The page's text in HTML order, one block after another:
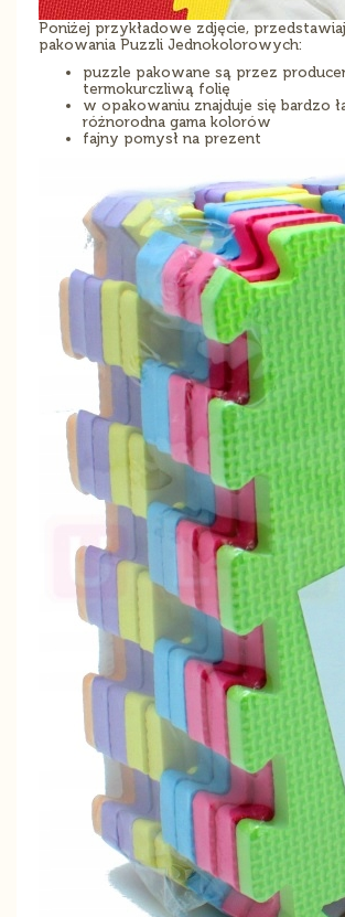
Poniżej przykładowe zdjęcie,
pakowania Puzzli Jednokolorowych:
puzzle pakowane są przez
termokurczliwą folię
w opakowaniu znajduje się bardzo
różnorodna gama kolorów
fajny pomysł na prezent